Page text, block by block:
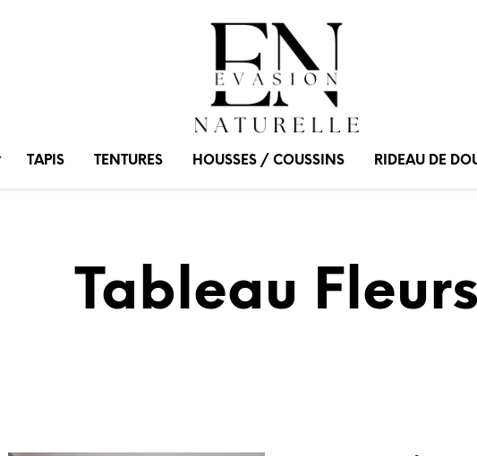
TAPIS TENTURES HOUSSES / COUSSINS RIDEAU DE
Tableau Fleurs